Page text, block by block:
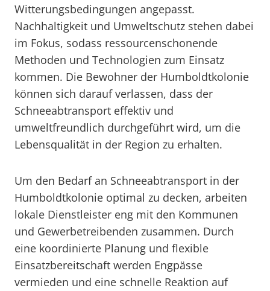
Witterungsbedingungen angepasst.
Nachhaltigkeit und Umweltschutz stehen dabei
im Fokus, sodass ressourcenschonende
Methoden und Technologien zum Einsatz
kommen. Die Bewohner der Humboldtkolonie
können sich darauf verlassen, dass der
Schneeabtransport effektiv und
umweltfreundlich durchgeführt wird, um die
Lebensqualität in der Region zu erhalten.
Um den Bedarf an Schneeabtransport in der
Humboldtkolonie optimal zu decken, arbeiten
lokale Dienstleister eng mit den Kommunen
und Gewerbetreibenden zusammen. Durch
eine koordinierte Planung und flexible
Einsatzbereitschaft werden Engpässe
vermieden und eine schnelle Reaktion auf